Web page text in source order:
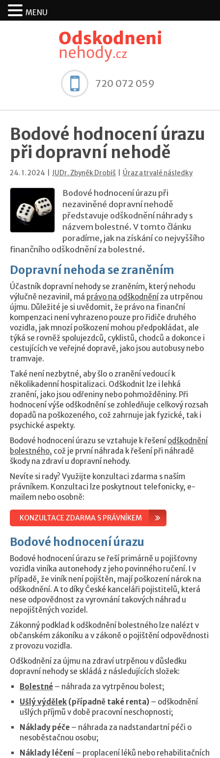
720 072 059
Bodové hodnocení úrazu
při dopravní nehodě
24. 1. 2024 | JUDr. Zbyněk Drobiš Úraz a trvalé následky
Bodové hodnocení úrazu při
nezaviněné dopravní nehodě
představuje odškodnění náhrady s
názvem bolestné. V tomto článku
poradíme, jak na získání co nejvyššího
finančního odškodnění za bolestné.
Dopravní nehoda se zraněním
Účastník dopravní nehody se zraněním, který nehodu
výlučně nezavinil, má právo na odškodněníza utrpěnou
újmu. Důležité je si uvědomit, že právo na finanční
kompenzaci není vyhrazeno pouze pro řidiče druhého
vozidla, jak mnozí poškození mohou předpokládat, ale
týká se rovněž spolujezdců, cyklistů, chodců a dokonce i
cestujících ve veřejné dopravě, jako jsou autobusy nebo
tramvaje.
Také není nezbytné, aby šlo o zranění vedoucí k
několikadenní hospitalizaci. Odškodnit lze i lehká
zranění, jako jsou odřeniny nebo pohmožděniny. Při
hodnocení výše odškodnění se zohledňuje celkový rozsah
dopadů na poškozeného, což zahrnuje jak fyzické, tak i
psychické aspekty.
Bodové hodnocení úrazu se vztahuje k řešení odškodnění
bolestného, což je první náhrada k řešení při náhradě
škody na zdraví u dopravní nehody.
Nevíte si rady? Využijte konzultaci zdarma s naším
právníkem. Konzultaci lze poskytnout telefonicky, e-
mailem nebo osobně:
KONZULTACE ZDARMA S PRÁVNÍKEM
Bodové hodnocení úrazu
Bodové hodnocení úrazu se řeší primárně u pojišťovny
vozidla viníka autonehody z jeho povinného ručení. I v
případě, že viník není pojištěn, mají poškození nárok na
odškodnění. A to díky České kanceláři pojistitelů, která
nese odpovědnost za vyrovnání takových náhrad u
nepojištěných vozidel.
Zákonný podklad k odškodnění bolestného lze nalézt v
občanském zákoníku a v zákoně o pojištění odpovědnosti
z provozu vozidla.
Odškodnění za újmu na zdraví utrpěnou v důsledku
dopravní nehody se skládá z následujících složek:
Bolestné – náhrada za vytrpěnou bolest;
Ušlý výdělek (případně také renta) – odškodnění
ušlých příjmů v době pracovní neschopnosti;
Náklady péče – náhrada za nadstandartní péči o
nesoběstačnou osobu;
Náklady léčení – proplacení léků nebo rehabilitačních
MENU